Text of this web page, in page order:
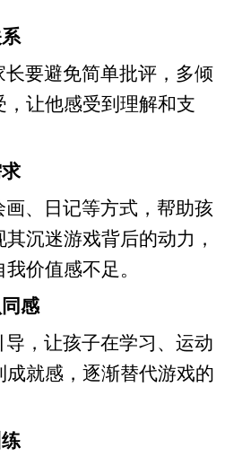
长要避免简单批评，多倾
，让他感受到理解和支
画、日记等方式，帮助孩
沉迷游戏背后的动力，
价值感不足。
感
导，让孩子在学习、运动
就感，逐渐替代游戏的